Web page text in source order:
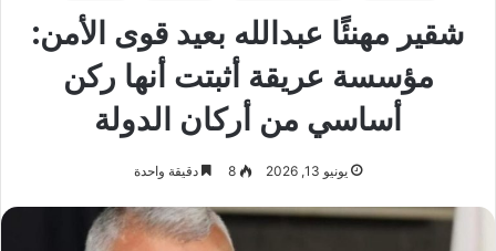
شقير مهنئًا عبدالله بعيد قوى الأمن:
مؤسسة عريقة أثبتت أنها ركن
أساسي من أركان الدولة
يونيو 13, 2026 8 دقيقة واحدة